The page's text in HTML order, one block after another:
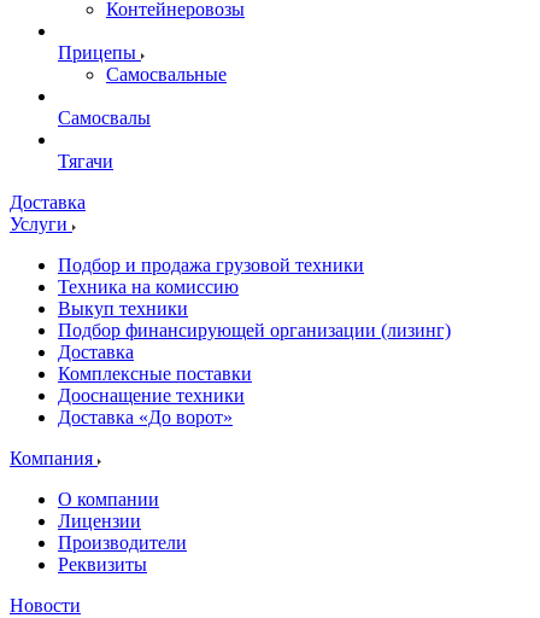
Контейнеровозы
Прицепы
Самосвальные
Самосвалы
Тягачи
Доставка
Услуги
Подбор и продажа грузовой техники
Техника на комиссию
Выкуп техники
Подбор финансирующей организации (лизинг)
Доставка
Комплексные поставки
Дооснащение техники
Доставка «До ворот»
Компания
О компании
Лицензии
Производители
Реквизиты
Новости